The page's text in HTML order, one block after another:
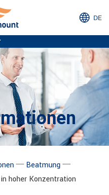
DE
─ Beatmung─
hoher Konzentration